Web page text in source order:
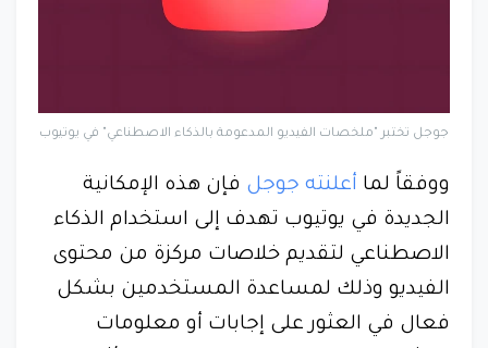
جوجل تختبر "ملخصات الفيديو المدعومة بالذكاء الاصطناعي" في يوتيوب
ووفقاً لما أعلنته جوجل فإن هذه الإمكانية
الجديدة في يوتيوب تهدف إلى استخدام الذكاء
الاصطناعي لتقديم خلاصات مركزة من محتوى
الفيديو وذلك لمساعدة المستخدمين بشكل
فعال في العثور على إجابات أو معلومات